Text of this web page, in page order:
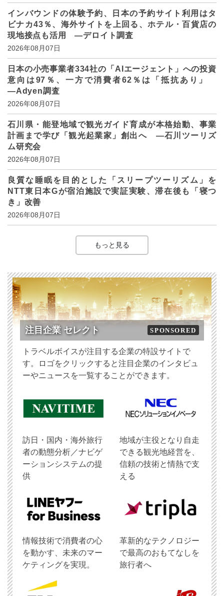
インバウンドの体験予約、日本の予約サイト利用はタ
ビナカ43％、海外サイトを上回る、ホテル・百貨店の
現地接点も活用 ―デロイト調査
2026年08月07日
日本の小売事業者334社の「AIエージェント」への投資
意向は97％、一方で消費者62％は「抵抗あり」
―Adyen調査
2026年08月07日
石川県・能登地域で観光ガイド育成が本格始動、事業
計画まで学び「観光起業家」創出へ ―石川ツーリズ
ム研究会
2026年08月07日
良質な睡眠を目的とした「スリープツーリズム」を
NTT東日本Gが宿泊施設で実証実験、滞在後も「寝つ
き」改善
2026年08月07日
もっと見る
注目企業 セレクト SPONSORED
トラベルボイスが注目する企業の特設サイトで
す。ロゴをクリックすると注目企業のインタビュ
ーやニュースを一覧することができます。
訪日・国内・海外旅行
者の動態分析／ナビゲ
ーションシステムの提
供
地域が主役となり自走
できる観光地経営を、
信頼の技術と情熱で支
える
情報技術で消費者の心
を動かす、未来のマー
ケティングを実現。
革新的なテクノロジー
で最高のおもてなしを
旅行者へ